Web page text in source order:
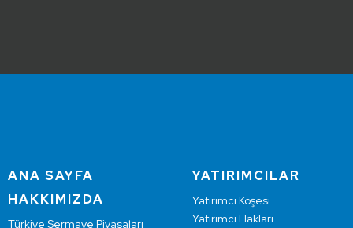
ANA SAYFA
HAKKIMIZDA
Türkiye Sermaye Piyasaları
YATIRIMCILAR
Yatırımcı Köşesi
Yatırımcı Hakları